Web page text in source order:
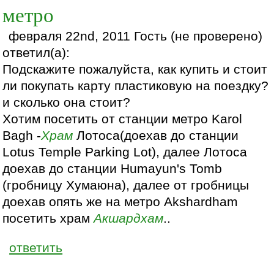
метро
февраля 22nd, 2011 Гость (не проверено)
ответил(а):
Подскажите пожалуйста, как купить и стоит
ли покупать карту пластиковую на поездку?
и сколько она стоит?
Хотим посетить от станции метро Karol
Bagh -Храм Лотоса(доехав до станции
Lotus Temple Parking Lot), далее Лотоса
доехав до станции Humayun's Tomb
(гробницу Хумаюна), далее от гробницы
доехав опять же на метро Akshardham
посетить храмАкшардхам..
ответить